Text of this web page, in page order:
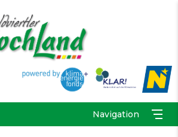
Navigation